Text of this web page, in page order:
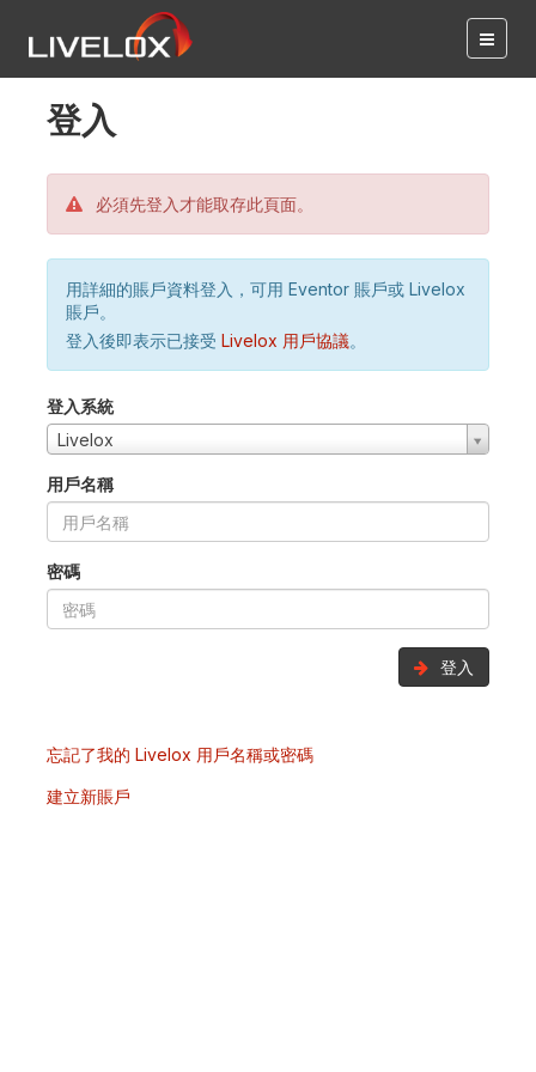
登入
必須先登入才能取存此頁面。
用詳細的賬戶資料登入，可用 Eventor 賬戶或 Livelox
賬戶。
登入後即表示已接受 Livelox 用戶協議。
登入系統
Livelox
用戶名稱
密碼
登入
忘記了我的 Livelox 用戶名稱或密碼
建立新賬戶